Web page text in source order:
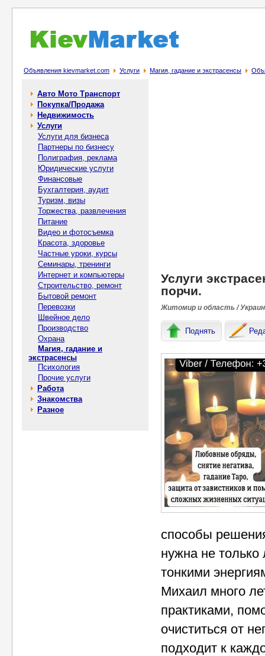
Объявления kievmarket.com Услуги Магия, гадание и экстрасенсы
Авто Мото Транспорт
Покупка/Продажа
Недвижимость
Услуги
Услуги для бизнеса
Партнеры по бизнесу
Полиграфия, реклама
Юридические услуги
Финансовые
Бухгалтерия, аудит
Туризм, визы
Торжества, развлечения
Питание
Видео и фотосъемка
Красота, здоровье
Частные уроки, курсы
Семинары, тренинги
Интернет и компьютеры
Строительство, ремонт
Бытовой ремонт
Перевозки
Швейное дело
Производство
Охрана
Магия, гадание и
экстрасенсы
Психология
Прочие услуги
Работа
Знакомства
Разное
Услуги
порчи.
Житомир и область /
Поднять
способы
нужна не только
тонкими
Михаил много
практиками,
очиститься от
подходит к